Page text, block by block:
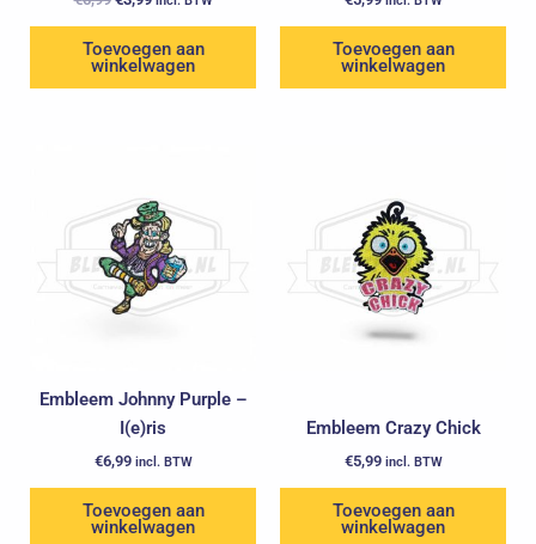
Toevoegen aan
winkelwagen
Toevoegen aan
winkelwagen
Embleem Johnny Purple –
I(e)ris
€6,99 incl. BTW
Toevoegen aan
winkelwagen
Embleem Crazy Chick
€5,99 incl. BTW
Toevoegen aan
winkelwagen